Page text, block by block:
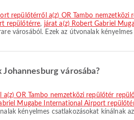
repülőtérről a(z) OR Tambo nemzetközi
repülőtérre, járat a(z) Robert Gabriel
városából. Ezek az útvonalak
városába?
OR Tambo nemzetközi repülőtér
Mugabe International Airport
kényelmes csatlakozásokat kínálnak